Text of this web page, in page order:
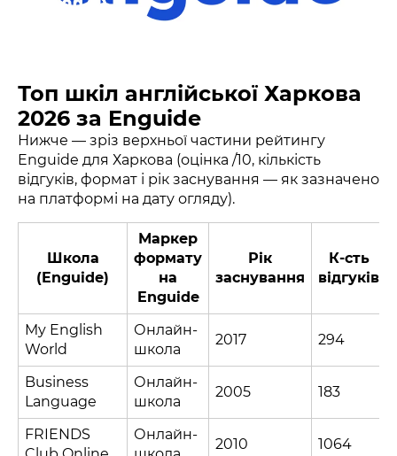
Топ шкіл англійської Харкова
2026 за Enguide
Нижче — зріз верхньої частини рейтингу
Enguide для Харкова (оцінка /10, кількість
відгуків, формат і рік заснування — як зазначено
на платформі на дату огляду).
Школа
(Enguide)
Маркер
формату
на
Enguide
Рік
заснування
К-сть
відгуків
My English
World
Онлайн-
школа
2017 294
Business
Language
Онлайн-
школа
2005 183
FRIENDS
Онлайн-
2010 1064